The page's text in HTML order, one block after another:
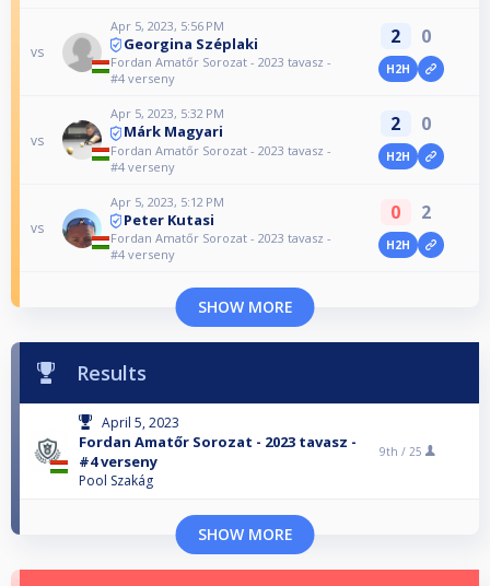
vs
Apr 5, 2023, 5:56 PM
Georgina Széplaki
Fordan Amatőr Sorozat - 2023 tavasz -
#4 verseny
2 0
H2H
vs
Apr 5, 2023, 5:32 PM
Márk Magyari
Fordan Amatőr Sorozat - 2023 tavasz -
#4 verseny
2 0
H2H
vs
Apr 5, 2023, 5:12 PM
Peter Kutasi
Fordan Amatőr Sorozat - 2023 tavasz -
#4 verseny
0 2
H2H
SHOW MORE
Results
April 5, 2023
Fordan Amatőr Sorozat - 2023 tavasz -
#4 verseny
Pool Szakág
9th / 25
SHOW MORE